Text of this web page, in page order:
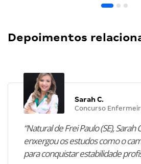
Depoimentos
Sarah C.
Concurso
“Natural de Frei Paulo (SE), Sarah
enxergou os estudos como o
para conquistar estabilidade